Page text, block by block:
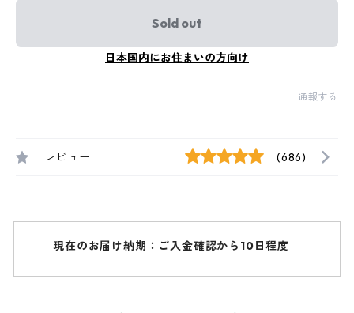
Sold out
日本国内にお住まいの方向け
通報する
レビュー (686)
現在のお届け納期：ご入金確認から10日程度